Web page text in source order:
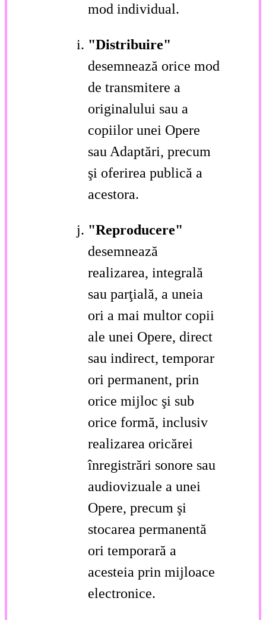
mod individual.
"Distribuire"
desemnează orice mod
de transmitere a
originalului sau a
copiilor unei Opere
sau Adaptări, precum
şi oferirea publică a
acestora.
"Reproducere"
desemnează
realizarea, integrală
sau parţială, a uneia
ori a mai multor copii
ale unei Opere, direct
sau indirect, temporar
ori permanent, prin
orice mijloc şi sub
orice formă, inclusiv
realizarea oricărei
înregistrări sonore sau
audiovizuale a unei
Opere, precum şi
stocarea permanentă
ori temporară a
acesteia prin mijloace
electronice.